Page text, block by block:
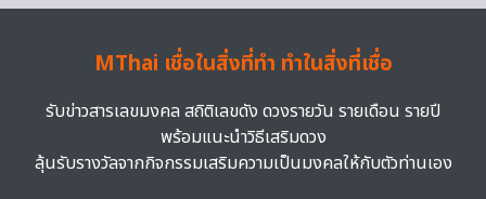
MThai เชื่อในสิ่งที่ทำ ทำในสิ่งที่เชื่อ
รับข่าวสารเลขมงคล สถิติเลขดัง ดวงรายวัน รายเดือน รายปี
พร้อมแนะนำวิธีเสริมดวง
ลุ้นรับรางวัลจากกิจกรรมเสริมความเป็นมงคลให้กับตัวท่านเอง